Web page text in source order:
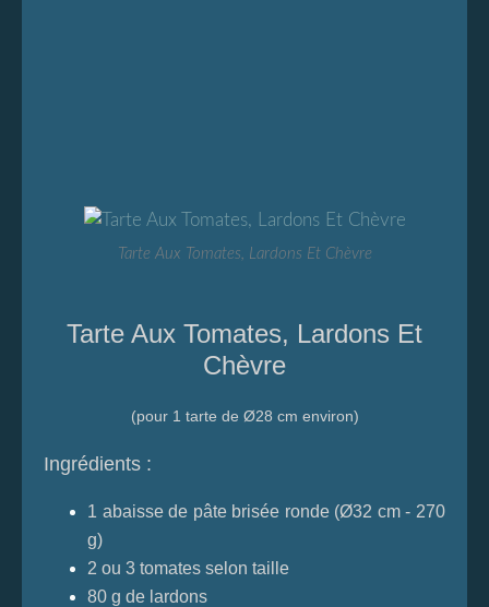
Tarte Aux Tomates, Lardons Et Chèvre
Tarte Aux Tomates, Lardons Et
Chèvre
(pour 1 tarte de Ø28 cm environ)
Ingrédients :
1 abaisse de pâte brisée ronde (Ø32 cm - 270
g)
2 ou 3 tomates selon taille
80 g de lardons